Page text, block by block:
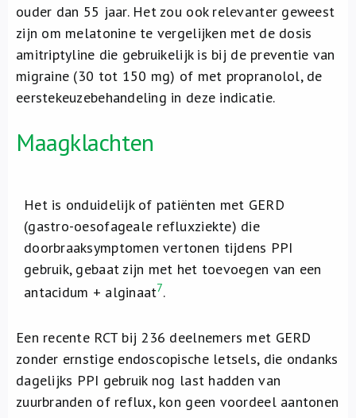
ouder dan 55 jaar. Het zou ook relevanter geweest
zijn om melatonine te vergelijken met de dosis
amitriptyline die gebruikelijk is bij de preventie van
migraine (30 tot 150 mg) of met propranolol, de
eerstekeuzebehandeling in deze indicatie.
Maagklachten
Het is onduidelijk of patiënten met GERD
(gastro-oesofageale refluxziekte) die
doorbraaksymptomen vertonen tijdens PPI
gebruik, gebaat zijn met het toevoegen van een
antacidum + alginaat7.
Een recente RCT bij 236 deelnemers met GERD
zonder ernstige endoscopische letsels, die ondanks
dagelijks PPI gebruik nog last hadden van
zuurbranden of reflux, kon geen voordeel aantonen